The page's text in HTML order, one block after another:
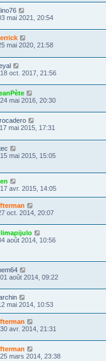
mai 2021, 20:54
mai 2020, 21:58
oct. 2017, 21:56
mai 2016, 20:30
mai 2015, 17:31
mai 2015, 15:05
avr. 2015, 14:05
oct. 2014, 20:07
août 2014, 10:56
août 2014, 09:22
mai 2014, 10:53
avr. 2014, 21:31
mars 2014, 23:38